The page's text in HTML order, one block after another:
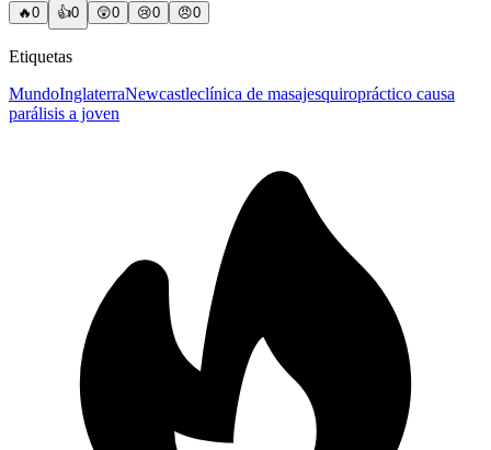
🔥0 👍0 😲0 😢0 😠0
Etiquetas
MundoInglaterraNewcastleclínica de masajesquiropráctico causa
parálisis a joven